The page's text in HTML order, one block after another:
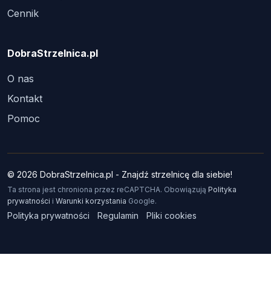
Cennik
DobraStrzelnica.pl
O nas
Kontakt
Pomoc
© 2026 DobraStrzelnica.pl - Znajdź strzelnicę dla siebie!
Ta strona jest chroniona przez reCAPTCHA. Obowiązują Polityka
prywatności i Warunki korzystania Google.
Polityka prywatności Regulamin Pliki cookies